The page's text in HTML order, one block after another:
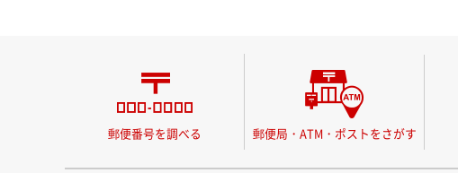
郵便番号を調べる 郵便局・ATM・ポストをさがす